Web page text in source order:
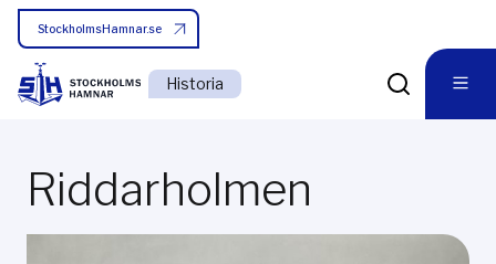
StockholmsHamnar.se
Historia
Riddarholmen